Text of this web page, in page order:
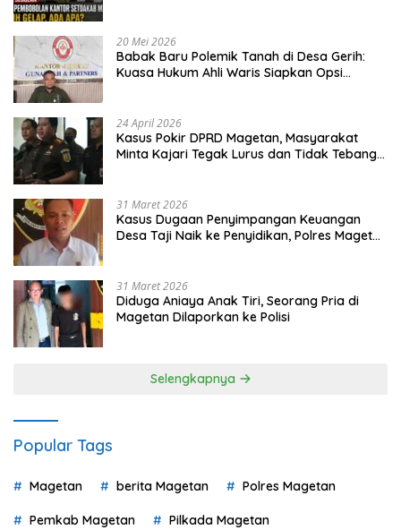
20 Mei 2026
Babak Baru Polemik Tanah di Desa Gerih:
Kuasa Hukum Ahli Waris Siapkan Opsi
24 April 2026
Kasus Pokir DPRD Magetan, Masyarakat
Minta Kajari Tegak Lurus dan Tidak Tebang
31 Maret 2026
Kasus Dugaan Penyimpangan Keuangan
Desa Taji Naik ke Penyidikan, Polres Magetan
31 Maret 2026
Diduga Aniaya Anak Tiri, Seorang Pria di
Magetan Dilaporkan ke Polisi
Selengkapnya
Popular Tags
Magetan berita Magetan Polres Magetan
Pemkab Magetan Pilkada Magetan